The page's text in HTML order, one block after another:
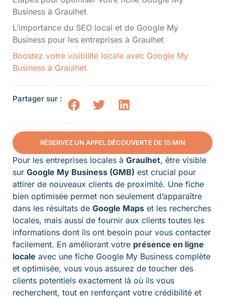
Business à Graulhet
L’importance du SEO local et de Google My
Business pour les entreprises à Graulhet
Boostez votre visibilité locale avec Google My
Business à Graulhet
Partager sur :
RÉSERVEZ UN APPEL DÉCOUVERTE DE 15 MIN
Pour les entreprises locales à Graulhet, être visible
sur Google My Business (GMB) est crucial pour
attirer de nouveaux clients de proximité. Une fiche
bien optimisée permet non seulement d’apparaître
dans les résultats de Google Maps et les recherches
locales, mais aussi de fournir aux clients toutes les
informations dont ils ont besoin pour vous contacter
facilement. En améliorant votre présence en ligne
locale avec une fiche Google My Business complète
et optimisée, vous vous assurez de toucher des
clients potentiels exactement là où ils vous
recherchent, tout en renforçant votre crédibilité et